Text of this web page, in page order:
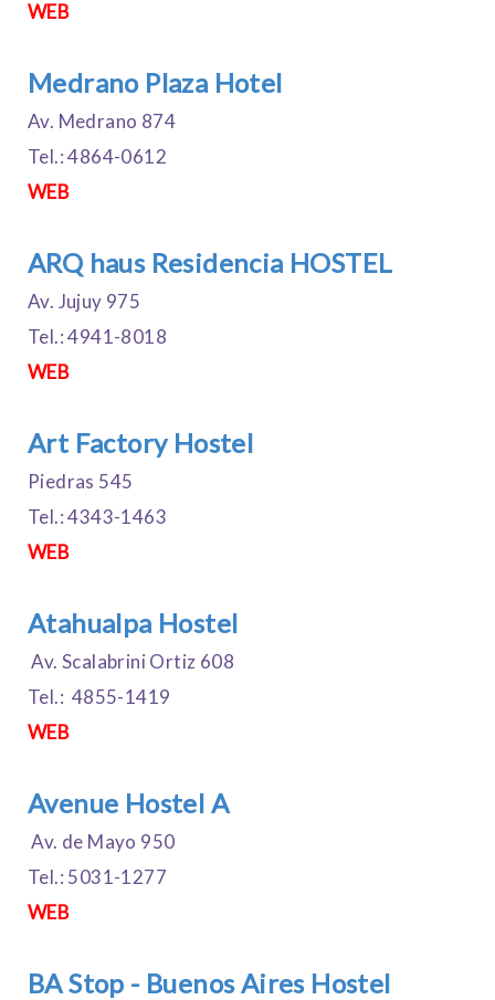
WEB
Medrano Plaza Hotel
Av. Medrano 874
Tel.: 4864-0612
WEB
ARQ haus Residencia HOSTEL
Av. Jujuy 975
Tel.: 4941-8018
WEB
Art Factory Hostel
Piedras 545
Tel.: 4343-1463
WEB
Atahualpa Hostel
Av. Scalabrini Ortiz 608
Tel.: 4855-1419
WEB
Avenue Hostel A
Av. de Mayo 950
Tel.: 5031-1277
WEB
BA Stop - Buenos Aires Hostel